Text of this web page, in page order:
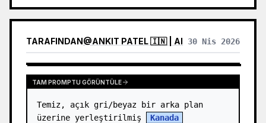
TARAFINDAN@ANKIT PATEL 🇮🇳 | AI 30 Nis 2026
TAM PROMPTU GÖRÜNTÜLE
Temiz, açık gri/beyaz bir arka plan
üzerine yerleştirilmiş
Kanada